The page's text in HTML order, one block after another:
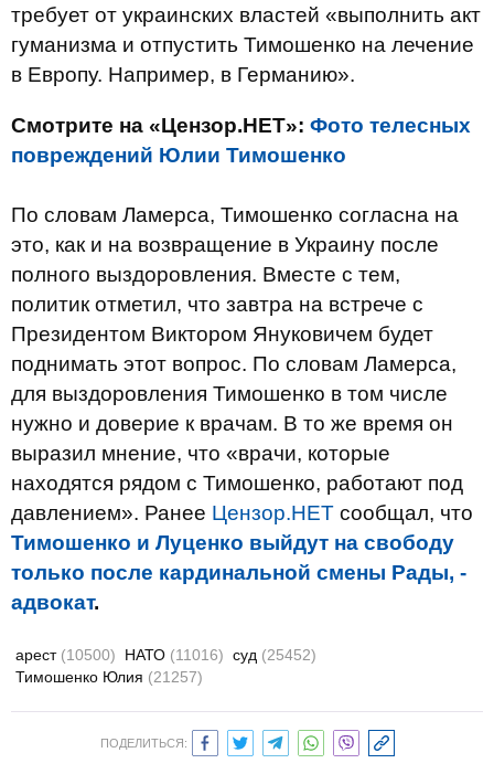
требует от украинских властей «выполнить акт
гуманизма и отпустить Тимошенко на лечение
в Европу. Например, в Германию».
Смотрите на «Цензор.НЕТ»: Фото телесных
повреждений Юлии Тимошенко
По словам Ламерса, Тимошенко согласна на
это, как и на возвращение в Украину после
полного выздоровления. Вместе с тем,
политик отметил, что завтра на встрече с
Президентом Виктором Януковичем будет
поднимать этот вопрос. По словам Ламерса,
для выздоровления Тимошенко в том числе
нужно и доверие к врачам. В то же время он
выразил мнение, что «врачи, которые
находятся рядом с Тимошенко, работают под
давлением». Ранее Цензор.НЕТ сообщал, что
Тимошенко и Луценко выйдут на свободу
только после кардинальной смены Рады, -
адвокат.
арест (10500) НАТО (11016) суд (25452)
Тимошенко Юлия (21257)
ПОДЕЛИТЬСЯ: